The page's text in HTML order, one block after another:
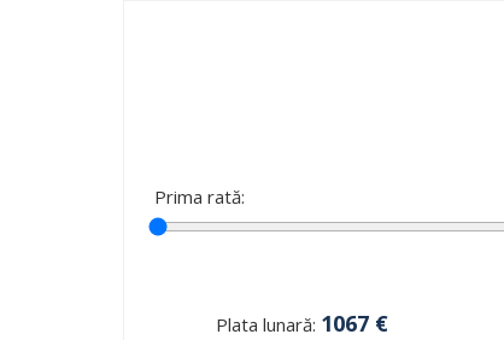
Prima rată:
Plata lunară: 1067€